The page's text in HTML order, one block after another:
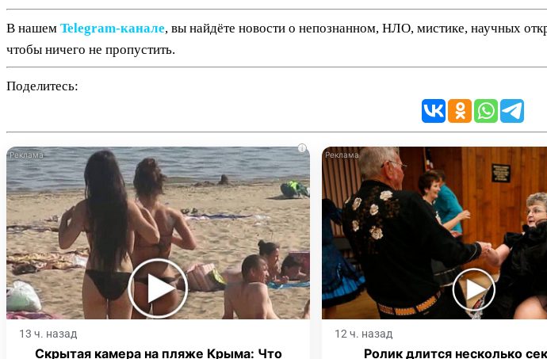
В нашем Telegram‑канале, вы найдёте новости о непознанном, НЛО, мистике, научных
чтобы ничего не пропустить.
Поделитесь:
i
13 ч. назад
Скрытая камера на пляже Крыма: Что
12 ч. назад
Ролик длится несколько